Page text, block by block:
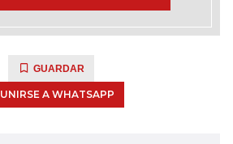
GUARDAR
UNIRSE A WHATSAPP